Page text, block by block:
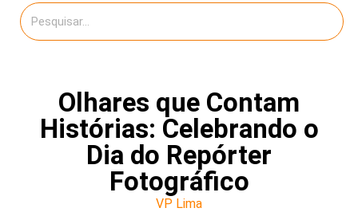
Olhares que Contam
Histórias: Celebrando o
Dia do Repórter
Fotográfico
VP Lima